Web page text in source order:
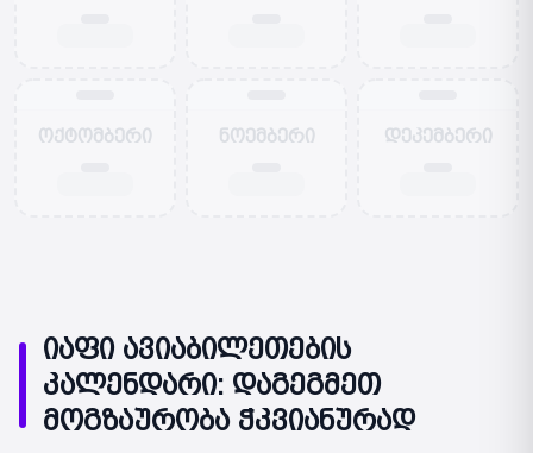
ოქტომბერი ნოემბერი დეკემბერი
იაფი ავიაბილეთების
კალენდარი: დაგეგმეთ
მოგზაურობა ჭკვიანურად